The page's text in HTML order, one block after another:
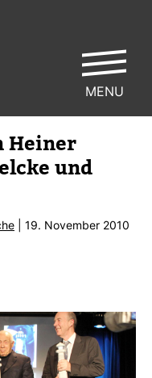
Heiner
und
| 19. November 2010
MENU